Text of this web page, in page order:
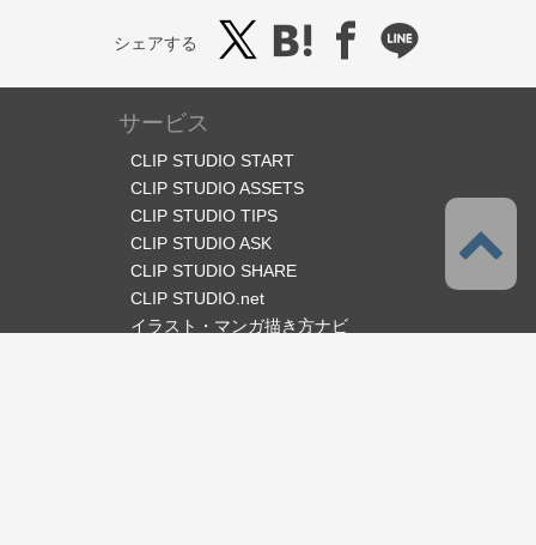
シェアする
サービス
CLIP STUDIO START
CLIP STUDIO ASSETS
CLIP STUDIO TIPS
CLIP STUDIO ASK
CLIP STUDIO SHARE
CLIP STUDIO.net
イラスト・マンガ描き方ナビ